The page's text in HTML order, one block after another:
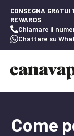
CONSEGNA
REWARDS
Chiamare il
Chattare su
Come